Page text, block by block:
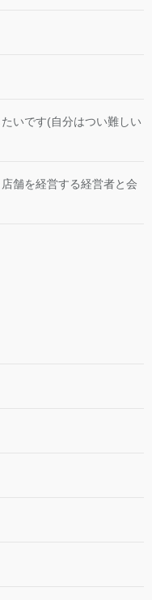
いです(自分はつい難しい
舗を経営する経営者と会